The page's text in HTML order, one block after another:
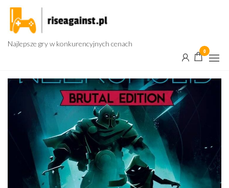
Przejdź
treści
Najlepsze gry w konkurencyjnych cenach
0